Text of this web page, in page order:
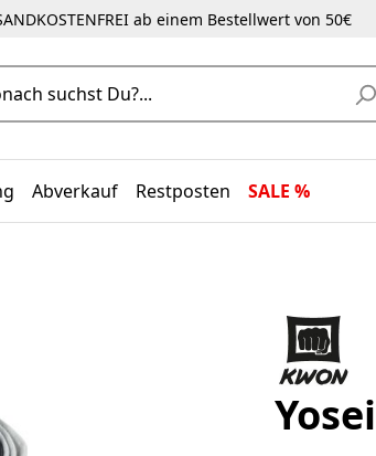
ab einem Bestellwert von 50€
Abverkauf Restposten SALE %